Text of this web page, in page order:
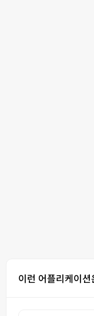
이런 어플리케이